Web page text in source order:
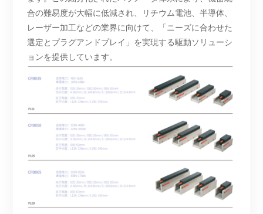
合の難易度が大幅に低減され、リチウム電池、半導体、
レーザー加工などの業界に向けて、「ニーズに合わせた
選定とプラグアンドプレイ」を実現する駆動ソリューシ
ョンを提供しています。